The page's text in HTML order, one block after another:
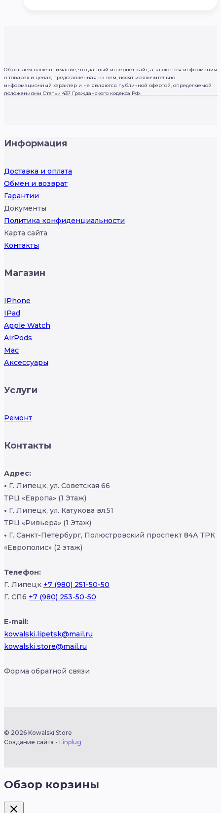
Обращаем ваше внимание, что данный интернет-сайт, а также вся информация
о товарах и ценах, представленная на нем, носят исключительно
информационный характер и не являются публичной офертой, определяемой
положениями Статьи 437 Гражданского кодекса РФ.
Информация
Доставка и оплата
Обмен и возврат
Гарантии
Документы
Политика конфиденциальности
Карта сайта
Контакты
Магазин
IPhone
IPad
Apple Watch
AirPods
Mac
Аксессуары
Услуги
Ремонт
Контакты
Адрес:
• Г. Липецк, ул. Советская 66
ТРЦ «Европа» (1 Этаж)
• Г. Липецк, ул. Катукова вл.51
ТРЦ «Ривьера» (1 Этаж)
• Г. Санкт-Петербург, Полюстровский проспект 84А ТРК
«Европолис» (2 этаж)
Телефон:
Г. Липецк +7 (980) 251-50-50
Г. СПб +7 (980) 253-50-50
E-mail:
kowalski.lipetsk@mail.ru
kowalski.store@mail.ru
Форма обратной связи
© 2026 Kowalski Store
Создание сайта - Linplug
Обзор корзины